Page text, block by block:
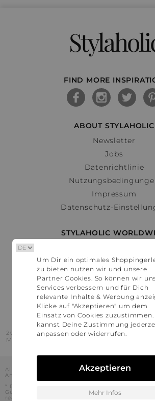
FIND MORE
ABOUT STYLAHOLIC
Newsletter
Jobs
Datenrichtlinie
Impressum
Datenschutz-
STYLAHOLIC
Österreich
Schweiz
France
United States
2016 - 2026 © Stylaholic.
Made for you with love in munich.
Alle Preise inkl. der jeweils geltenden
Angaben ohne Gewähr.
* Die angezeigten Preise beinhalten Rabatte, die
Gutschein-Codes auf den Seiten unserer Partner
realisiert werden können. Stylaholic führt keine
Um Dir ein optimales
zu bieten nutzen wir und unsere
Partner Cookies. So können wir
Services verbessern und für Dich
relevante Inhalte & Werbung
Klicke auf "Akzeptieren" um dem
Einsatz von Cookies zuzustimmen.
kannst Deine Zustimmung
anpassen oder widerrufen.
Akzeptieren
Mehr Infos